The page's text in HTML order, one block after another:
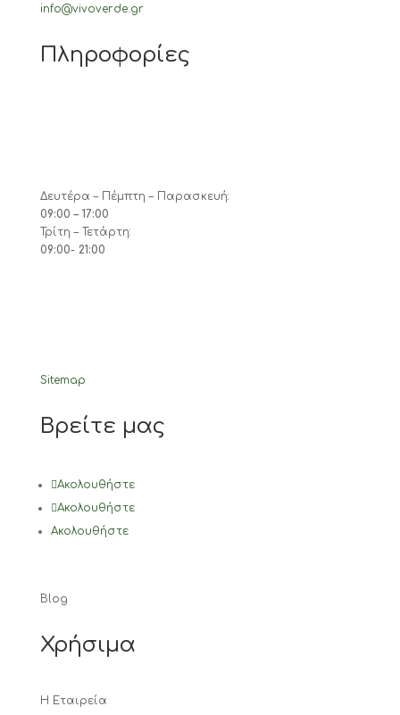
info@vivoverde.gr
Πληροφορίες
Δευτέρα – Πέμπτη – Παρασκευή:
09:00 – 17:00
Τρίτη – Τετάρτη:
09:00- 21:00
Sitemap
Βρείτε μας
Ακολουθήστε
Ακολουθήστε
Ακολουθήστε
Blog
Χρήσιμα
Η Εταιρεία